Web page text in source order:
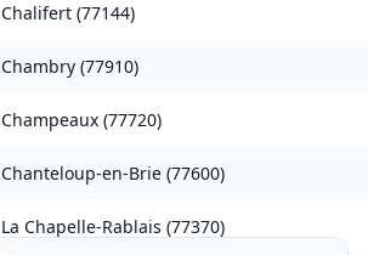
Chalifert (77144)
Chambry (77910)
Champeaux (77720)
Chanteloup-en-Brie (77600)
La Chapelle-Rablais (77370)